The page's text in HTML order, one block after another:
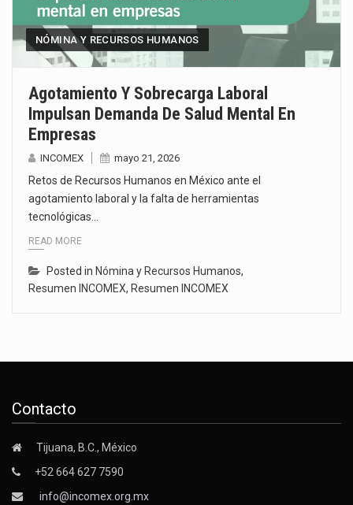
NÓMINA Y RECURSOS HUMANOS
Agotamiento Y Sobrecarga Laboral
Impulsan Demanda De Salud Mental En
Empresas
INCOMEX mayo 21, 2026
Retos de Recursos Humanos en México ante el
agotamiento laboral y la falta de herramientas
tecnológicas…
READ MORE
Posted in Nómina y Recursos Humanos,
Resumen INCOMEX, Resumen INCOMEX
Contacto
Tijuana, B.C., México
+52 664 627 7590
info@incomex.org.mx